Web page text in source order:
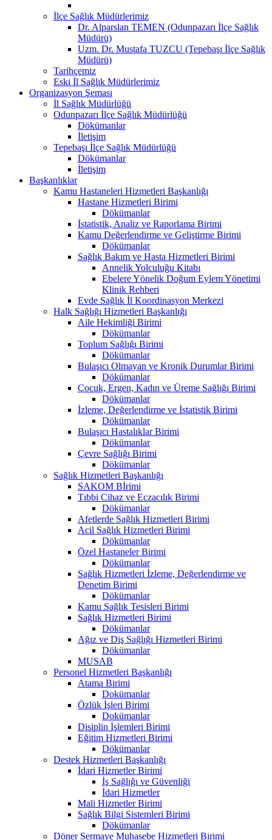
İlçe Sağlık Müdürlerimiz
Dr. Alparslan TEMEN (Odunpazarı İlçe Sağlık
Müdürü)
Uzm. Dr. Mustafa TUZCU (Tepebaşı İlçe Sağlık
Müdürü)
Tarihçemiz
Eski İl Sağlık Müdürlerimiz
Organizasyon Şeması
İl Sağlık Müdürlüğü
Odunpazarı İlçe Sağlık Müdürlüğü
Dökümanlar
İletişim
Tepebaşı İlçe Sağlık Müdürlüğü
Dökümanlar
İletişim
Başkanlıklar
Kamu Hastaneleri Hizmetleri Başkanlığı
Hastane Hizmetleri Birimi
Dökümanlar
İstatistik, Analiz ve Raporlama Birimi
Kamu Değerlendirme ve Geliştirme Birimi
Dökümanlar
Sağlık Bakım ve Hasta Hizmetleri Birimi
Annelik Yolculuğu Kitabı
Ebelere Yönelik Doğum Eylem Yönetimi
Klinik Rehberi
Evde Sağlık İl Koordinasyon Merkezi
Halk Sağlığı Hizmetleri Başkanlığı
Aile Hekimliği Birimi
Dökümanlar
Toplum Sağlığı Birimi
Dökümanlar
Bulaşıcı Olmayan ve Kronik Durumlar Birimi
Dökümanlar
Çocuk, Ergen, Kadın ve Üreme Sağlığı Birimi
Dökümanlar
İzleme, Değerlendirme ve İstatistik Birimi
Dökümanlar
Bulaşıcı Hastalıklar Birimi
Dökümanlar
Çevre Sağlığı Birimi
Dökümanlar
Sağlık Hizmetleri Başkanlığı
SAKOM Bİrimi
Tıbbi Cihaz ve Eczacılık Birimi
Dökümanlar
Afetlerde Sağlık Hizmetleri Birimi
Acil Sağlık Hizmetleri Birimi
Dökümanlar
Özel Hastaneler Birimi
Dökümanlar
Sağlık Hizmetleri İzleme, Değerlendirme ve
Denetim Birimi
Dökümanlar
Kamu Sağlık Tesisleri Birimi
Sağlık Hizmetleri Birimi
Dökümanlar
Ağız ve Diş Sağlığı Hizmetleri Birimi
Dökümanlar
MUSAB
Personel Hizmetleri Başkanlığı
Atama Birimi
Dokümanlar
Özlük İşleri Birimi
Dokümanlar
Disiplin İşlemleri Birimi
Eğitim Hizmetleri Birimi
Dökümanlar
Destek Hizmetleri Başkanlığı
İdari Hizmetler Birimi
İş Sağlığı ve Güvenliği
İdari Hizmetler
Mali Hizmetler Birimi
Sağlık Bilgi Sistemleri Birimi
Dökümanlar
Döner Sermaye Muhasebe Hizmetleri Birimi